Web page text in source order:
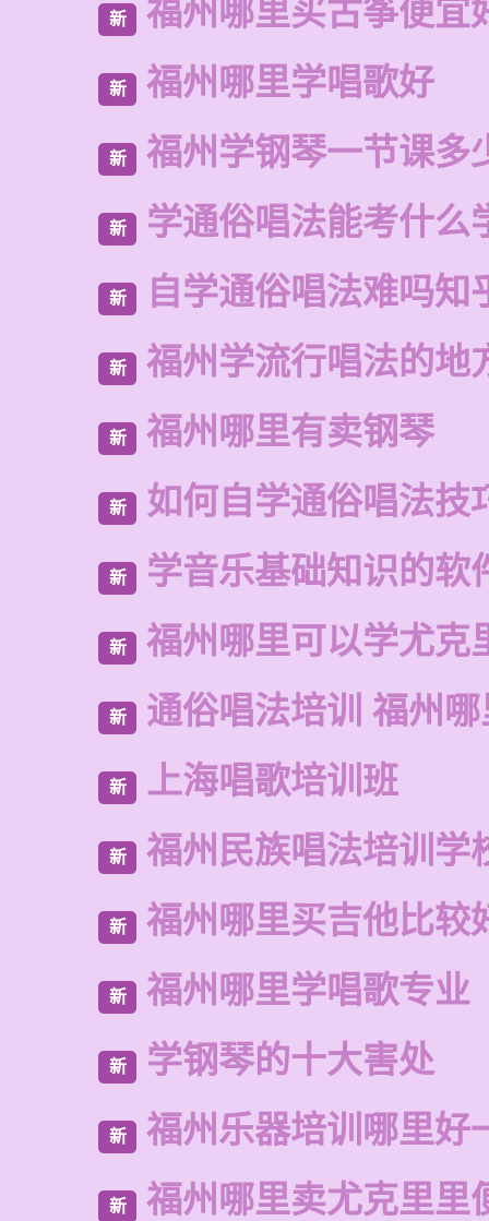
新 福州哪里买古筝便宜
新 福州哪里学唱歌好
新 福州学钢琴一节课多
新 学通俗唱法能考什么
新 自学通俗唱法难吗知
新 福州学流行唱法的地
新 福州哪里有卖钢琴
新 如何自学通俗唱法技
新 学音乐基础知识的软
新 福州哪里可以学尤克
新 通俗唱法培训 福州
新 上海唱歌培训班
新 福州民族唱法培训学
新 福州哪里买吉他比较
新 福州哪里学唱歌专业
新 学钢琴的十大害处
新 福州乐器培训哪里好
新 福州哪里卖尤克里里